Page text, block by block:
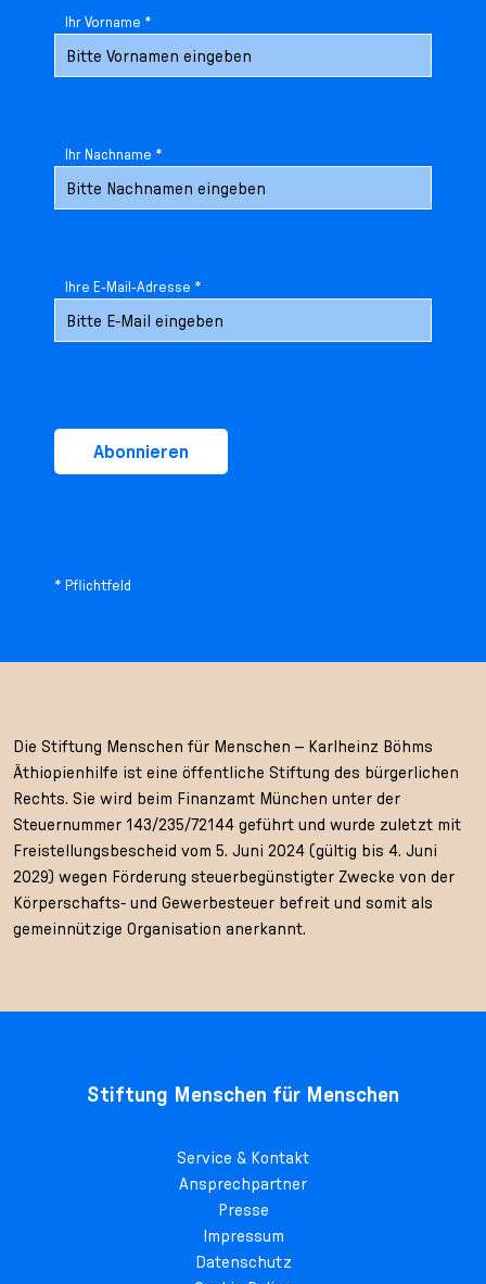
Ihr Vorname *
Ihr Nachname *
Ihre E-Mail-Adresse *
Abonnieren
* Pflichtfeld
Die Stiftung Menschen für Menschen – Karlheinz Böhms
Äthiopienhilfe ist eine öffentliche Stiftung des bürgerlichen
Rechts. Sie wird beim Finanzamt München unter der
Steuernummer 143/235/72144 geführt und wurde zuletzt mit
Freistellungsbescheid vom 5. Juni 2024 (gültig bis 4. Juni
2029) wegen Förderung steuerbegünstigter Zwecke von der
Körperschafts- und Gewerbesteuer befreit und somit als
gemeinnützige Organisation anerkannt.
Stiftung Menschen für Menschen
Service & Kontakt
Ansprechpartner
Presse
Impressum
Datenschutz